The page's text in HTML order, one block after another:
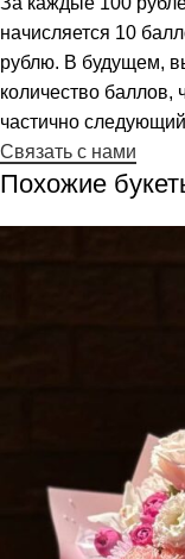
начисляется 10
рублю. В будущем,
количество баллов,
частично следующий
Связать с нами
Похожие